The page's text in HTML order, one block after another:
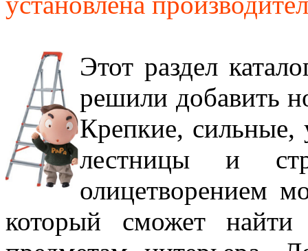
Этот раздел
решили добавить
Крепкие, сильные,
лестницы и
олицетворением
который сможет найти